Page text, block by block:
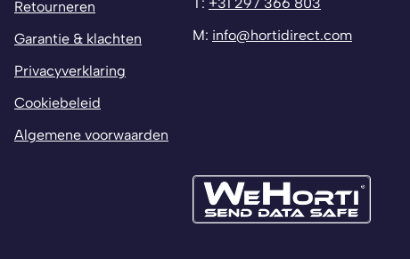
Retourneren
Garantie & klachten
Privacyverklaring
Cookiebeleid
Algemene voorwaarden
M: info@hortidirect.com